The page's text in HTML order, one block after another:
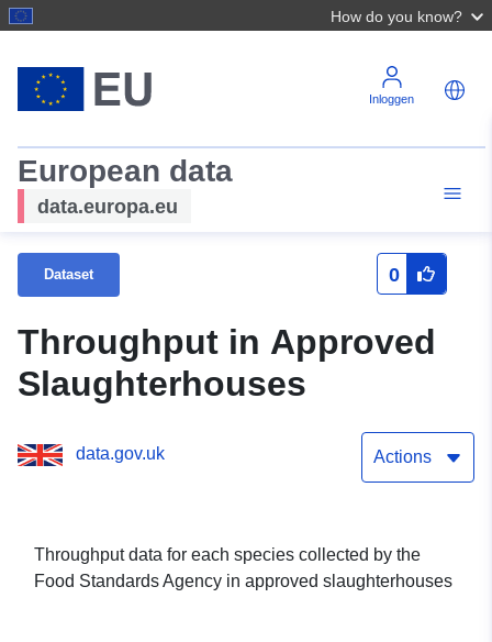
How do you know?
Inloggen
European data
data.europa.eu
Dataset 0
Throughput in Approved
Slaughterhouses
data.gov.uk Actions
Throughput data for each species collected by the
Food Standards Agency in approved slaughterhouses